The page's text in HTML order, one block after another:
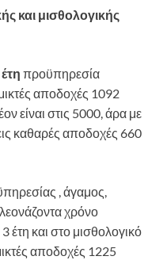
και μισθολογικής
προϋπηρεσία
αποδοχές 1092
είναι στις 5000, άρα με
καθαρές αποδοχές 660
, άγαμος,
χρόνο
και στο μισθολογικό
αποδοχές 1225